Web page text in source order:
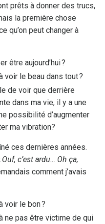
prêts à donner des trucs,
la première chose
qu’on peut changer à
être aujourd’hui ?
voir le beau dans tout ?
de voir que derrière
dans ma vie, il y a une
possibilité d’augmenter
ma vibration?
ces dernières années.
Ouf, c’est ardu… Oh ça,
comment j’avais
voir le bon ?
ne pas être victime de qui